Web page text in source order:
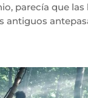
parecía que las
antiguos